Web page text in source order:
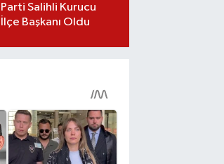
Parti Salihli Kurucu
İlçe Başkanı Oldu